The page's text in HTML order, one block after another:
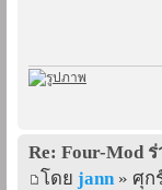
Re: Four-Mod
โดย jann » ศุก